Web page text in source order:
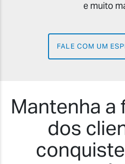
e muito
FALE COM UM
Mantenha a
dos